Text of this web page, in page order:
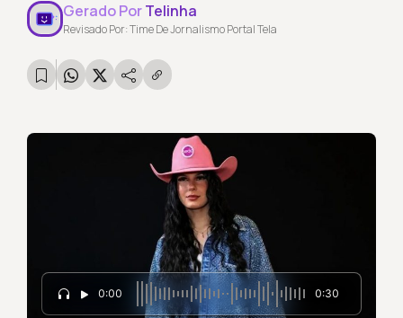
Gerado PorTelinha
Revisado Por: Time De Jornalismo Portal Tela
0:00 0:30